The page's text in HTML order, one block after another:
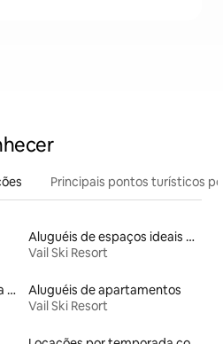
Principais pontos turísticos
Aluguéis de espaços ideais para famílias
Vail Ski Resort
Aluguéis por temporada na orla
Aluguéis de apartamentos
Vail Ski Resort